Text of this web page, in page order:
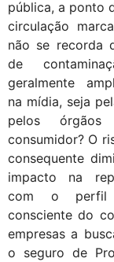
pública, a ponto
circulação
não se recorda
de
geralmente
na mídia, seja
pelos
consumidor? O
consequente
impacto na
com o perfil
consciente do
empresas a
o seguro de